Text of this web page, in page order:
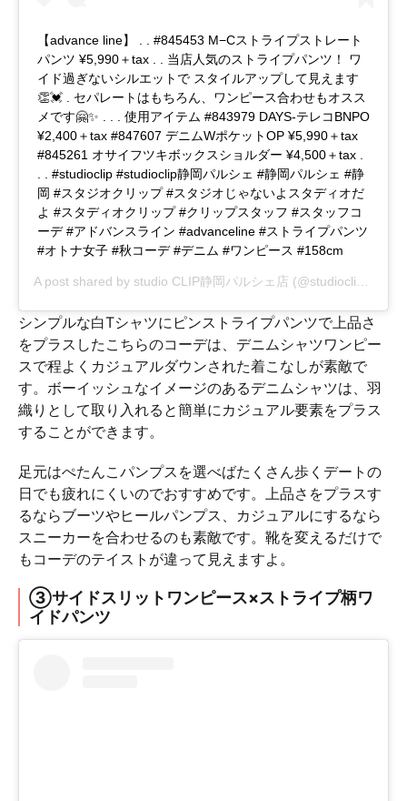
【advance line】 . . #845453 M−Cストライプストレート
パンツ ¥5,990＋tax . . 当店人気のストライプパンツ！ ワ
イド過ぎないシルエットで スタイルアップして見えます
👏💓 . セパレートはもちろん、ワンピース合わせもオスス
メです🤗✨ . . . 使用アイテム #843979 DAYS-テレコBNPO
¥2,400＋tax #847607 デニムWポケットOP ¥5,990＋tax
#845261 オサイフツキボックスショルダー ¥4,500＋tax .
. . #studioclip #studioclip静岡パルシェ #静岡パルシェ #静
岡 #スタジオクリップ #スタジオじゃないよスタディオだ
よ #スタディオクリップ #クリップスタッフ #スタッフコ
ーデ #アドバンスライン #advanceline #ストライプパンツ
#オトナ女子 #秋コーデ #デニム #ワンピース #158cm
A post shared by studio CLIP静岡パルシェ店 (@studioclip_parche) on
シンプルな白Tシャツにピンストライプパンツで上品さ
をプラスしたこちらのコーデは、デニムシャツワンピー
スで程よくカジュアルダウンされた着こなしが素敵で
す。ボーイッシュなイメージのあるデニムシャツは、羽
織りとして取り入れると簡単にカジュアル要素をプラス
することができます。
足元はぺたんこパンプスを選べばたくさん歩くデートの
日でも疲れにくいのでおすすめです。上品さをプラスす
るならブーツやヒールパンプス、カジュアルにするなら
スニーカーを合わせるのも素敵です。靴を変えるだけで
もコーデのテイストが違って見えますよ。
③サイドスリットワンピース×ストライプ柄ワ
イドパンツ